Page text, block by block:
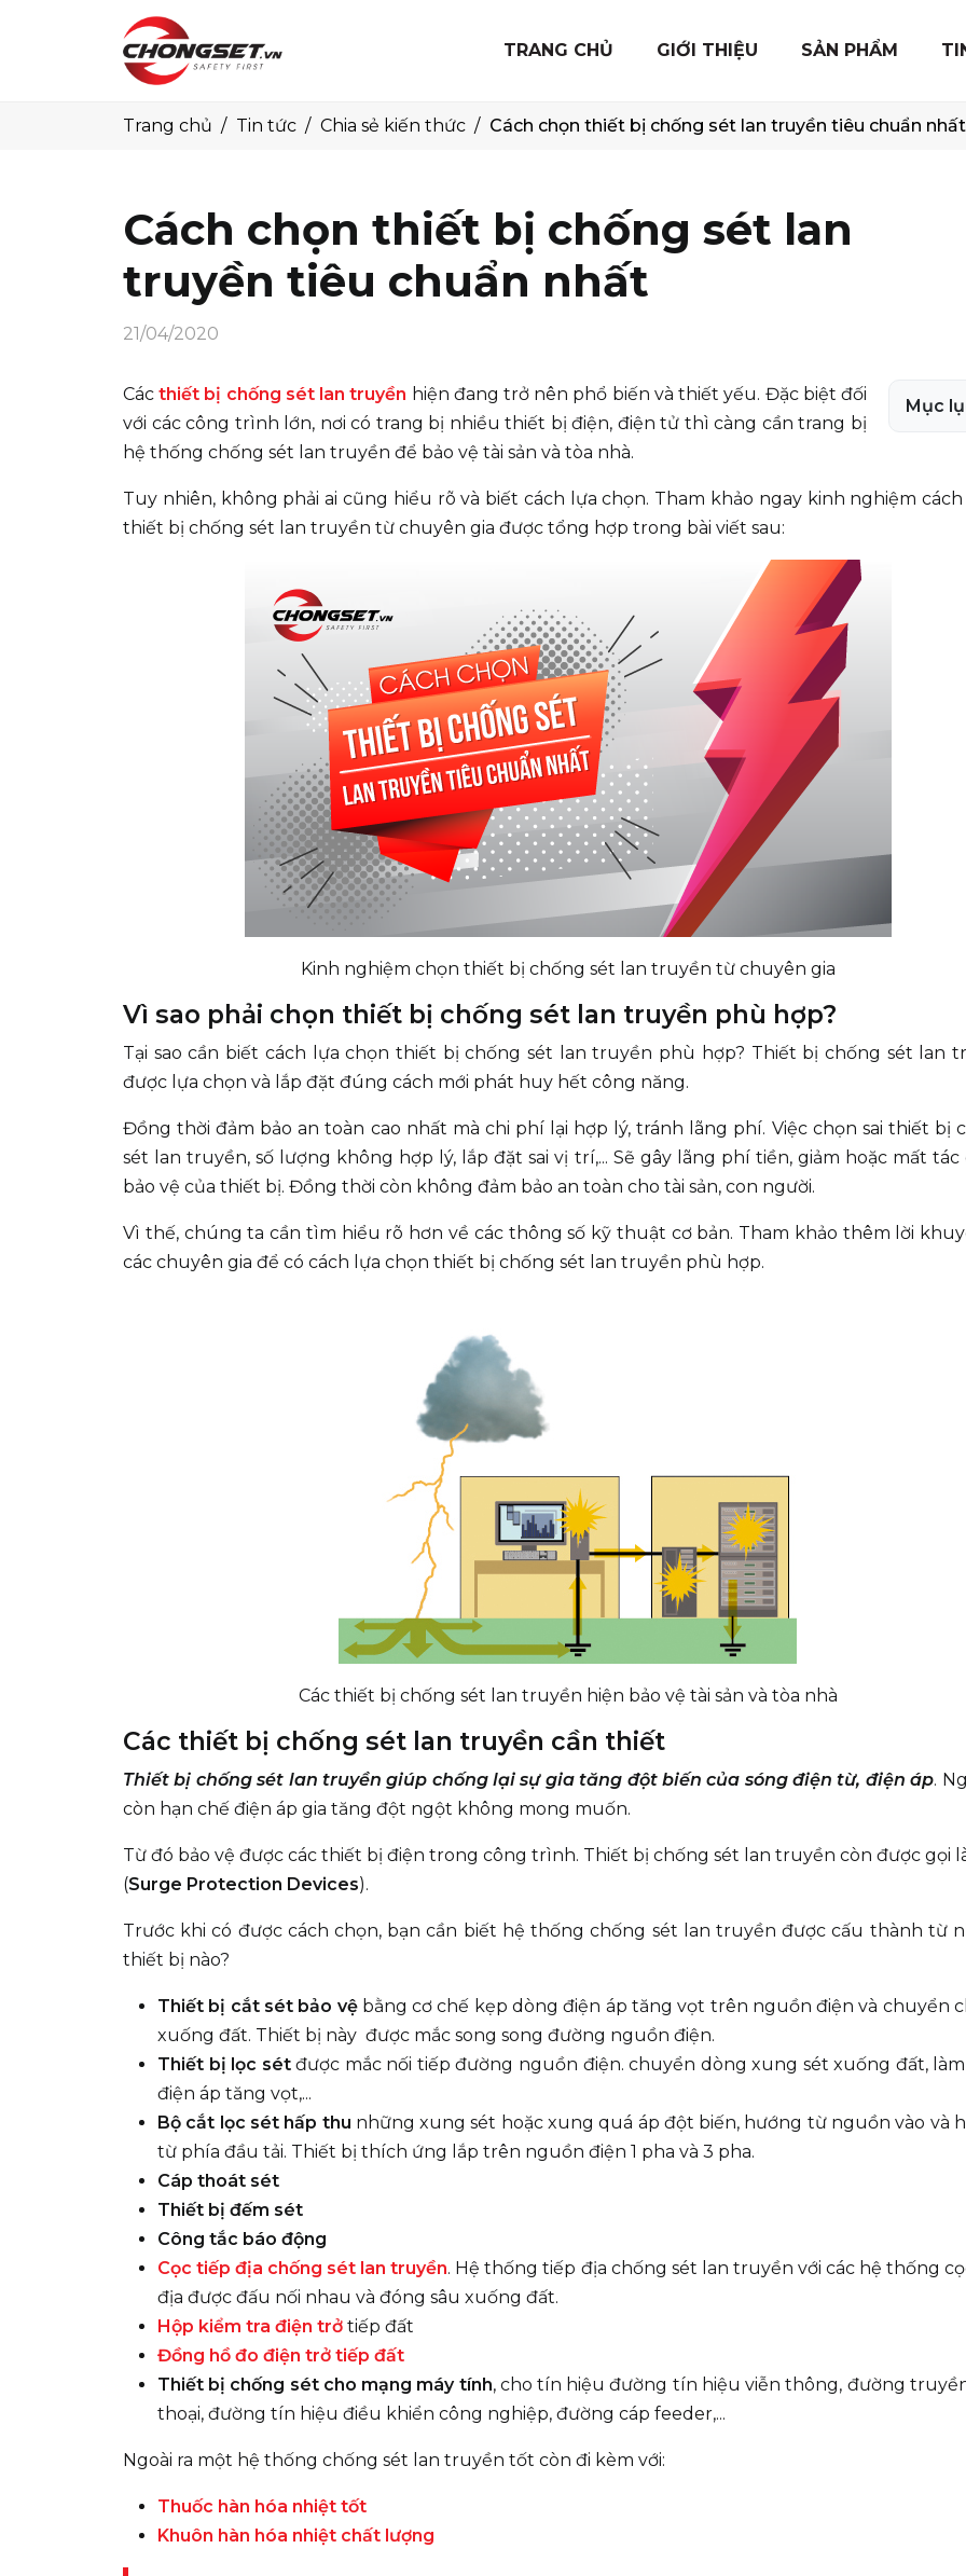
TRANG CHỦ GIỚI THIỆU SẢN PHẨM
Trang chủ Tin tức Chia sẻ kiến thức Cách chọn thiết bị chống sét lan truyền tiêu chuẩn nhất
Cách chọn thiết bị chống sét lan
truyền tiêu chuẩn nhất
21/04/2020
Mục
Cácthiết bị chống sét lan truyền hiện đang trở nên phổ biến và thiết yếu. Đặc biệt đối
với các công trình lớn, nơi có trang bị nhiều thiết bị điện, điện tử thì càng cần trang bị
hệ thống chống sét lan truyền để bảo vệ tài sản và tòa nhà.
Tuy nhiên, không phải ai cũng hiểu rõ và biết cách lựa chọn. Tham khảo ngay kinh nghiệm
thiết bị chống sét lan truyền từ chuyên gia được tổng hợp trong bài viết sau:
Kinh nghiệm chọn thiết bị chống sét lan truyền từ chuyên gia
Vì sao phải chọn thiết bị chống sét lan truyền phù hợp?
Tại sao cần biết cách lựa chọn thiết bị chống sét lan truyền phù hợp? Thiết bị chống sét lan
được lựa chọn và lắp đặt đúng cách mới phát huy hết công năng.
Đồng thời đảm bảo an toàn cao nhất mà chi phí lại hợp lý, tránh lãng phí. Việc chọn sai thiết bị
sét lan truyền, số lượng không hợp lý, lắp đặt sai vị trí,... Sẽ gây lãng phí tiền, giảm hoặc mất tác
bảo vệ của thiết bị. Đồng thời còn không đảm bảo an toàn cho tài sản, con người.
Vì thế, chúng ta cần tìm hiểu rõ hơn về các thông số kỹ thuật cơ bản. Tham khảo thêm lời
các chuyên gia để có cách lựa chọn thiết bị chống sét lan truyền phù hợp.
Các thiết bị chống sét lan truyền hiện bảo vệ tài sản và tòa nhà
Các thiết bị chống sét lan truyền cần thiết
Thiết bị chống sét lan truyền giúp chống lại sự gia tăng đột biến của sóng điện từ, điện áp.
còn hạn chế điện áp gia tăng đột ngột không mong muốn.
Từ đó bảo vệ được các thiết bị điện trong công trình. Thiết bị chống sét lan truyền còn được gọi
(Surge Protection Devices).
Trước khi có được cách chọn, bạn cần biết hệ thống chống sét lan truyền được cấu thành từ
thiết bị nào?
Thiết bị cắt sét bảo vệbằng cơ chế kẹp dòng điện áp tăng vọt trên nguồn điện và chuyển
xuống đất. Thiết bị này được mắc song song đường nguồn điện.
Thiết bị lọc sétđược mắc nối tiếp đường nguồn điện. chuyển dòng xung sét xuống đất,
điện áp tăng vọt,...
Bộ cắt lọc sét hấp thu những xung sét hoặc xung quá áp đột biến, hướng từ nguồn vào và
từ phía đầu tải. Thiết bị thích ứng lắp trên nguồn điện 1 pha và 3 pha.
Cáp thoát sét
Thiết bị đếm sét
Công tắc báo động
Cọc tiếp địa chống sét lan truyền. Hệ thống tiếp địa chống sét lan truyền với các hệ thống
địa được đấu nối nhau và đóng sâu xuống đất.
Hộp kiểm tra điện trở tiếp đất
Đồng hồ đo điện trở tiếp đất
Thiết bị chống sét cho mạng máy tính, cho tín hiệu đường tín hiệu viễn thông, đường
thoại, đường tín hiệu điều khiển công nghiệp, đường cáp feeder,...
Ngoài ra một hệ thống chống sét lan truyền tốt còn đi kèm với:
Thuốc hàn hóa nhiệt tốt
Khuôn hàn hóa nhiệt chất lượng